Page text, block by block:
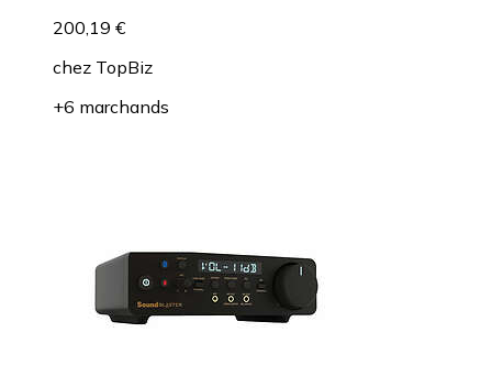
200,19 €
chez TopBiz
+6 marchands